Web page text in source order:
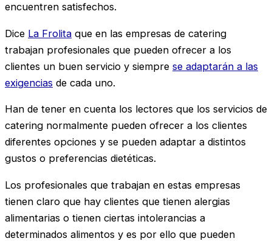
encuentren satisfechos.
Dice La Frolita que en las empresas de catering
trabajan profesionales que pueden ofrecer a los
clientes un buen servicio y siempre se adaptarán a las
exigencias de cada uno.
Han de tener en cuenta los lectores que los servicios de
catering normalmente pueden ofrecer a los clientes
diferentes opciones y se pueden adaptar a distintos
gustos o preferencias dietéticas.
Los profesionales que trabajan en estas empresas
tienen claro que hay clientes que tienen alergias
alimentarias o tienen ciertas intolerancias a
determinados alimentos y es por ello que pueden